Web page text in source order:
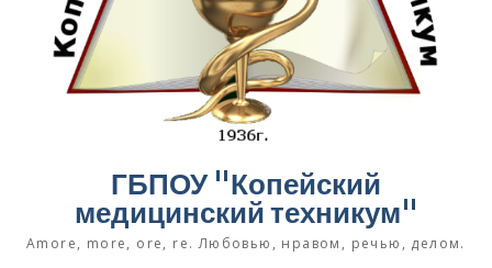
ГБПОУ "Копейский
медицинский техникум"
Amore, more, ore, re. Любовью, нравом, речью, делом.